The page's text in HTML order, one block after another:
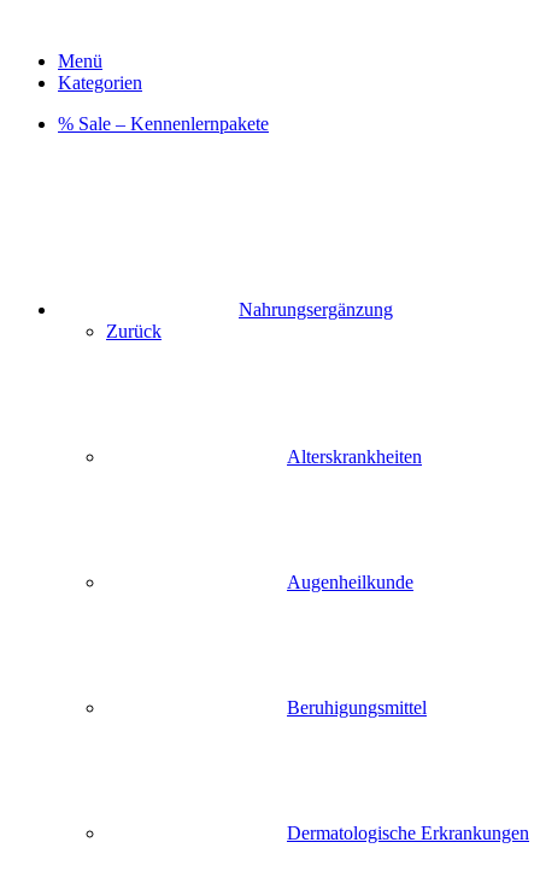
Menü
Kategorien
% Sale – Kennenlernpakete
Nahrungsergänzung
Zurück
Alterskrankheiten
Augenheilkunde
Beruhigungsmittel
Dermatologische Erkrankungen